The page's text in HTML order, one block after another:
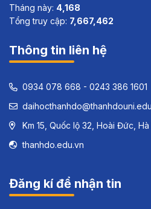
Tháng này: 4,168
Tổng truy cập: 7,667,462
Thông tin liên hệ
0934 078 668 - 0243 386 1601
Km 15, Quốc lộ 32, Hoài Đức, Hà
thanhdo.edu.vn
Đăng kí để nhận tin